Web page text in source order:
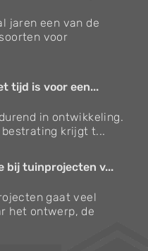
jaren een van de
voor
tijd is voor een...
in ontwikkeling.
krijgt t...
bij tuinprojecten v...
gaat veel
het ontwerp, de